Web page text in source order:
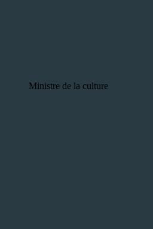
Ministre de la culture